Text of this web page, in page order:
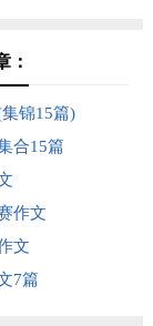
：
锦15篇)
合15篇
作文
文
7篇